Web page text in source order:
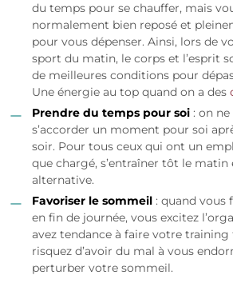
du temps pour se chauffer, mais
normalement bien reposé et
pour vous dépenser. Ainsi, lors de
sport du matin, le corps et l’esprit
de meilleures conditions pour
Une énergie au top quand on a des
Prendre du temps pour soi : on
s’accorder un moment pour soi
soir. Pour tous ceux qui ont un
que chargé, s’entraîner tôt le matin
alternative.
Favoriser le sommeil : quand vous
en fin de journée, vous excitez
avez tendance à faire votre training
risquez d’avoir du mal à vous
perturber votre sommeil.